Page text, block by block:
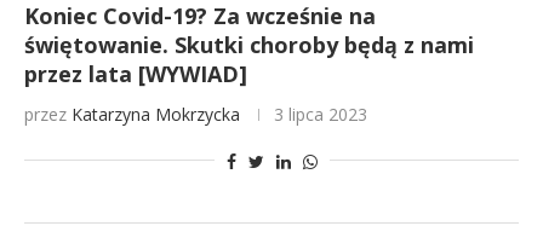
Koniec Covid-19? Za wcześnie na
świętowanie. Skutki choroby będą z nami
przez lata [WYWIAD]
przez Katarzyna Mokrzycka 3 lipca 2023